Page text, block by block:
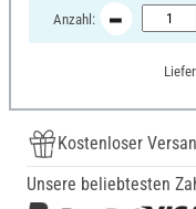
Anzahl:
Kostenloser
Unsere beliebtesten